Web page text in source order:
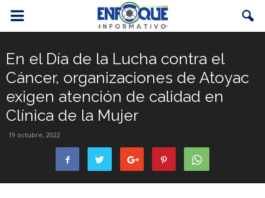
En el Día de la Lucha contra el
Cáncer, organizaciones de Atoyac
exigen atención de calidad en
Clínica de la Mujer
19 octubre, 2022